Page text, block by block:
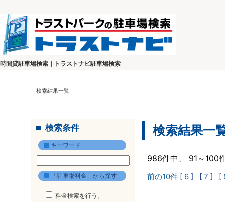
時間貸駐車場検索｜トラストナビ駐車場検索
検索結果一覧
検索条件
キーワード
「駐車場料金」から探す
料金検索を行う。
検索結果一
986件中、 91～100
前の10件 [ 6 ] [ 7 ] [